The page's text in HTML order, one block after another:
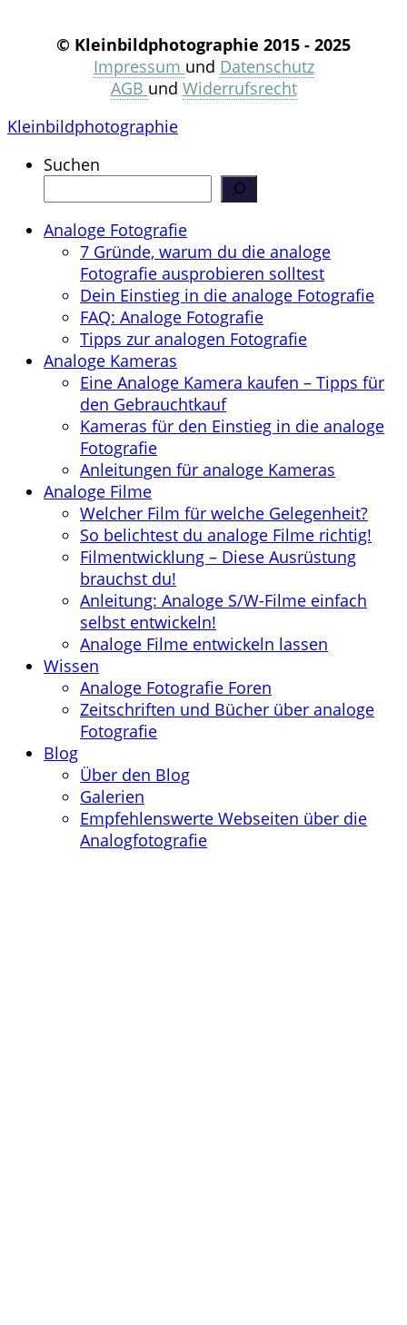
© Kleinbildphotographie 2015 - 2025
Impressum und Datenschutz
AGB und Widerrufsrecht
Kleinbildphotographie
Suchen
Analoge Fotografie
7 Gründe, warum du die analoge
Fotografie ausprobieren solltest
Dein Einstieg in die analoge Fotografie
FAQ: Analoge Fotografie
Tipps zur analogen Fotografie
Analoge Kameras
Eine Analoge Kamera kaufen – Tipps für
den Gebrauchtkauf
Kameras für den Einstieg in die analoge
Fotografie
Anleitungen für analoge Kameras
Analoge Filme
Welcher Film für welche Gelegenheit?
So belichtest du analoge Filme richtig!
Filmentwicklung – Diese Ausrüstung
brauchst du!
Anleitung: Analoge S/W-Filme einfach
selbst entwickeln!
Analoge Filme entwickeln lassen
Wissen
Analoge Fotografie Foren
Zeitschriften und Bücher über analoge
Fotografie
Blog
Über den Blog
Galerien
Empfehlenswerte Webseiten über die
Analogfotografie